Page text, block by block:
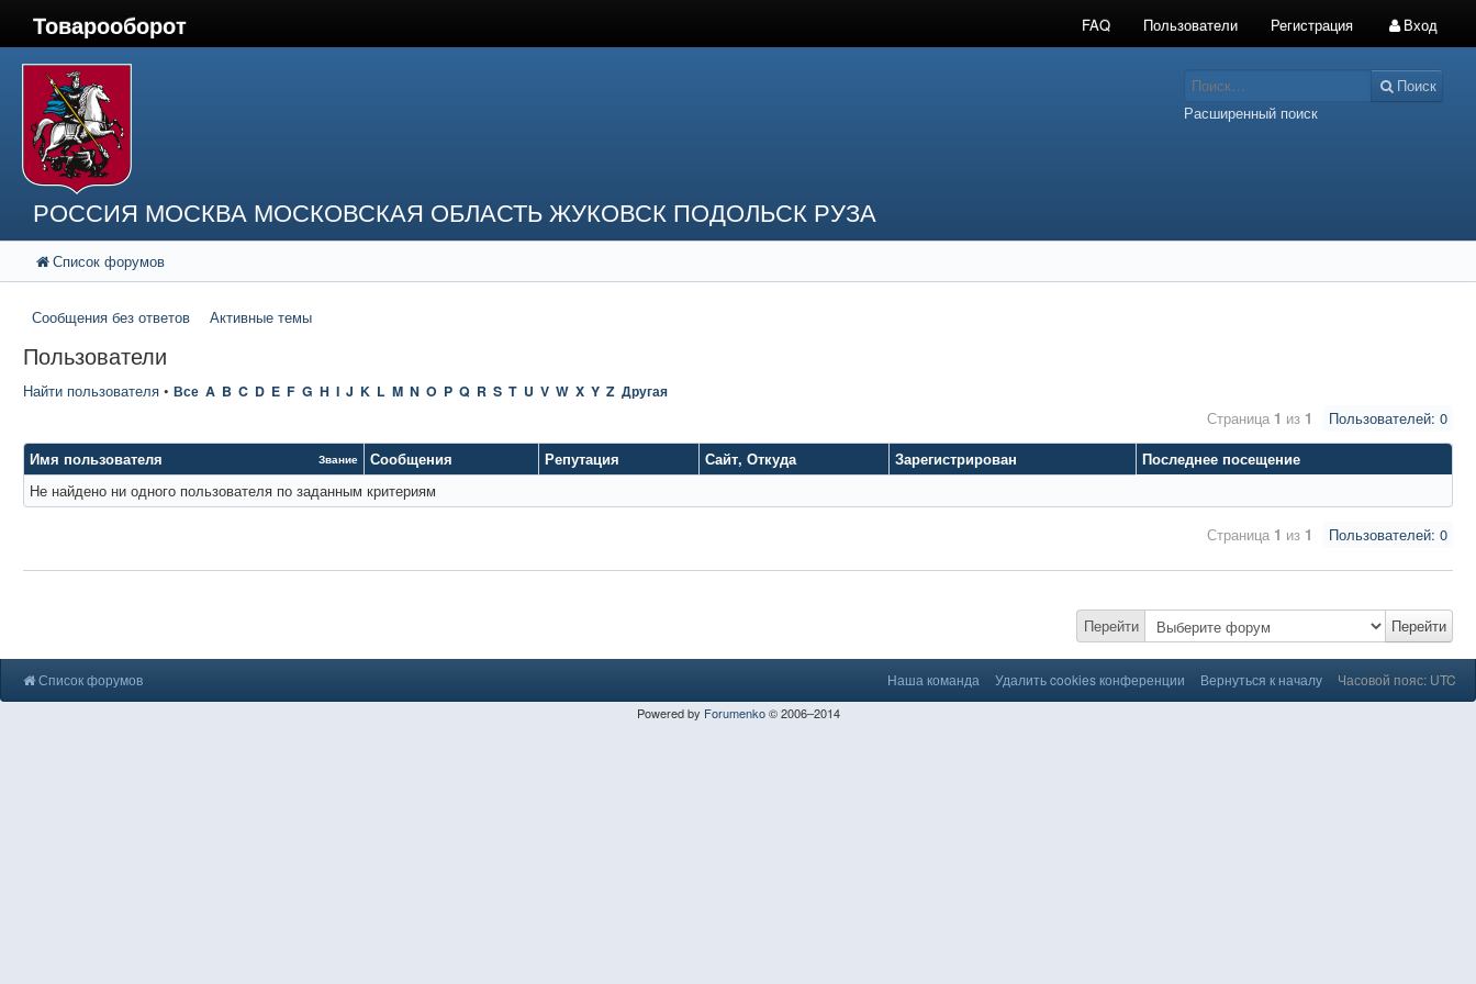
Товарооборот FAQ Пользователи Регистрация Вход
РОССИЯ МОСКВА МОСКОВСКАЯ ОБЛАСТЬ ЖУКОВСК ПОДОЛЬСК РУЗА
Поиск
Расширенный поиск
Список форумов
Сообщения без ответов Активные темы
Пользователи
Найти пользователя • Все A B C D E F G H I J K L M N O P Q R S T U V W X Y Z Другая
Пользователей: 0
Страница 1 из 1
Имя пользователя
Звание Сообщения Репутация Сайт, Откуда Зарегистрирован
Последнее посещение
Не найдено ни одного пользователя по заданным критериям
Пользователей: 0
Страница 1 из 1
Перейти Перейти
Список форумов Наша команда Удалить cookies конференции Вернуться к началу Часовой пояс: UTC
Powered by Forumenko© 2006–2014